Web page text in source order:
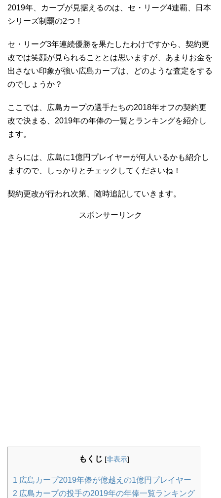
2019年、カープが見据えるのは、セ・リーグ4連覇、日本
シリーズ制覇の2つ！
セ・リーグ3年連続優勝を果たしたわけですから、契約更
改では笑顔が見られることとは思いますが、あまりお金を
出さない印象が強い広島カープは、どのような査定をする
のでしょうか？
ここでは、広島カープの選手たちの2018年オフの契約更
改で決まる、2019年の年俸の一覧とランキングを紹介し
ます。
さらには、広島に1億円プレイヤーが何人いるかも紹介し
ますので、しっかりとチェックしてくださいね！
契約更改が行われ次第、随時追記していきます。
スポンサーリンク
もくじ [非表示]
1 広島カープ2019年俸が億越えの1億円プレイヤー
2 広島カープの投手の2019年の年俸一覧ランキング